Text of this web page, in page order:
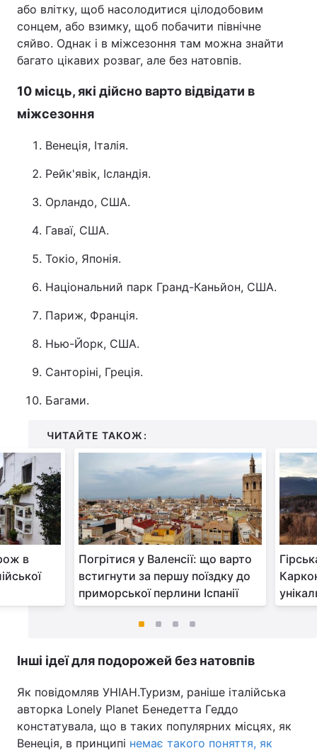
або влітку, щоб насолодитися цілодобовим
сонцем, або взимку, щоб побачити північне
сяйво. Однак і в міжсезоння там можна знайти
багато цікавих розваг, але без натовпів.
10 місць, які дійсно варто відвідати в
міжсезоння
Венеція, Італія.
Рейк'явік, Ісландія.
Орландо, США.
Гаваї, США.
Токіо, Японія.
Національний парк Гранд-Каньйон, США.
Париж, Франція.
Нью-Йорк, США.
Санторіні, Греція.
Багами.
ЧИТАЙТЕ ТАКОЖ:
в
Погрітися у Валенсії: що варто
встигнути за першу поїздку до
приморської перлини Іспанії
Інші ідеї для подорожей без натовпів
Як повідомляв УНІАН.Туризм, раніше італійська
авторка Lonely Planet Бенедетта Геддо
констатувала, що в таких популярних місцях, як
Венеція, в принципі немає такого поняття, як